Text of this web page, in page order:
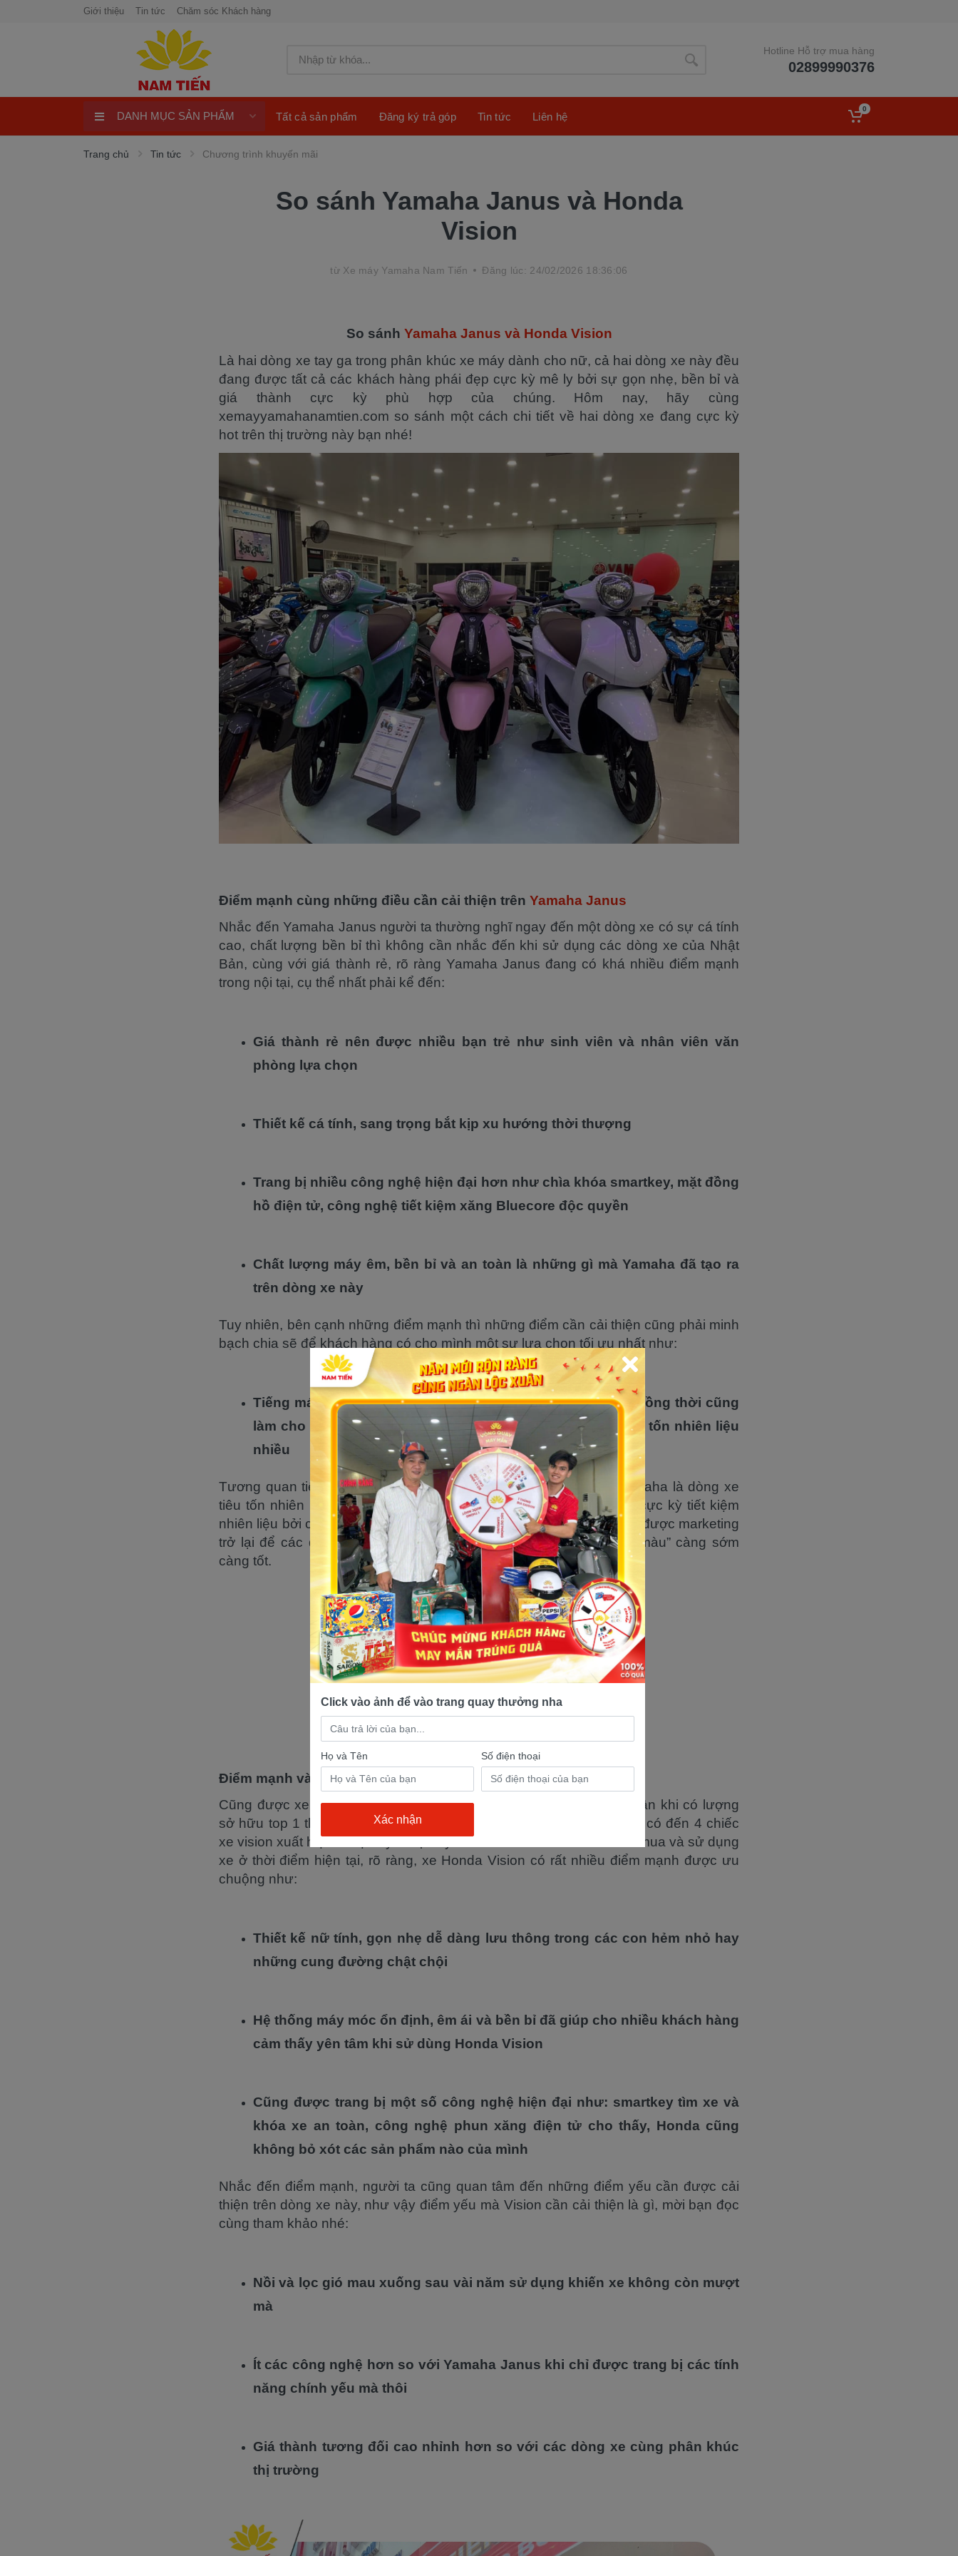
Giới thiệu Tin tức Chăm sóc Khách hàng
Hotline Hỗ trợ mua hàng
02899990376
Xe Tay Côn
DANH MỤC SẢN PHẨM Tất cả sản phẩm Đăng ký trả góp Tin tức Liên hệ
0
Trang chủ Tin tức Chương trình khuyến mãi
So sánh Yamaha Janus và Honda
Vision
từ Xe máy Yamaha Nam Tiến Đăng lúc: 24/02/2026 18:36:06
So sánh Yamaha Janus và Honda Vision
Là hai dòng xe tay ga trong phân khúc xe máy dành cho nữ, cả hai dòng xe này đều
đang được tất cả các khách hàng phái đẹp cực kỳ mê ly bởi sự gọn nhẹ, bền bỉ và
giá thành cực kỳ phù hợp của chúng. Hôm nay, hãy cùng
xemayyamahanamtien.com so sánh một cách chi tiết về hai dòng xe đang cực kỳ
hot trên thị trường này bạn nhé!
Điểm mạnh cùng những điều cần cải thiện trên Yamaha Janus
Nhắc đến Yamaha Janus người ta thường nghĩ ngay đến một dòng xe có sự cá tính
cao, chất lượng bền bỉ thì không cần nhắc đến khi sử dụng các dòng xe của Nhật
Bản, cùng với giá thành rẻ, rõ ràng Yamaha Janus đang có khá nhiều điểm mạnh
trong nội tại, cụ thể nhất phải kể đến:
Giá thành rẻ nên được nhiều bạn trẻ như sinh viên và nhân viên văn
phòng lựa chọn
Thiết kế cá tính, sang trọng bắt kịp xu hướng thời thượng
Trang bị nhiều công nghệ hiện đại hơn như chìa khóa smartkey, mặt đồng
hồ điện tử, công nghệ tiết kiệm xăng Bluecore độc quyền
Chất lượng máy êm, bền bỉ và an toàn là những gì mà Yamaha đã tạo ra
trên dòng xe này
Tuy nhiên, bên cạnh những điểm mạnh thì những điểm cần cải thiện cũng phải minh
bạch chia sẽ để khách hàng có cho mình một sự lựa chọn tối ưu nhất như:
Tiếng máy lớn cho thấy máy xe Yamaha rất mạnh nhưng đồng thời cũng
làm cho người sử dụng tưởng rằng xe đang gồng hay tiêu tốn nhiên liệu
nhiều
Tương quan tiêu dùng tại Việt Nam xưa này nhầm tưởng rằng Yamaha là dòng xe
tiêu tốn nhiên liệu cao nhưng thực chất, các dòng xe đời mới này cực kỳ tiết kiệm
nhiên liệu bởi công nghệ hiện đại mà nó được trang bị, điều này cần được marketing
trở lại để các dòng xe Yamaha có thể xóa được các “nổi oan thị màu” càng sớm
càng tốt.
Điểm mạnh và điểm yếu củaHonda Vision
Cũng được xem là một trong những dòng xe thần thánh và quốc dân khi có lượng
sở hữu top 1 thị trường và thường được so sánh cứ 10 chiếc xe thì có đến 4 chiếc
xe vision xuất hiện. Tỉ lệ này là cực kỳ cao nếu so sánh với nhu cầu mua và sử dụng
xe ở thời điểm hiện tại, rõ ràng, xe Honda Vision có rất nhiều điểm mạnh được ưu
chuộng như:
Thiết kế nữ tính, gọn nhẹ dễ dàng lưu thông trong các con hẻm nhỏ hay
những cung đường chật chội
Hệ thống máy móc ổn định, êm ái và bền bỉ đã giúp cho nhiều khách hàng
cảm thấy yên tâm khi sử dùng Honda Vision
Cũng được trang bị một số công nghệ hiện đại như: smartkey tìm xe và
khóa xe an toàn, công nghệ phun xăng điện tử cho thấy, Honda cũng
không bỏ xót các sản phẩm nào của mình
Nhắc đến điểm mạnh, người ta cũng quan tâm đến những điểm yếu cần được cải
thiện trên dòng xe này, như vậy điểm yếu mà Vision cần cải thiện là gì, mời bạn đọc
cùng tham khảo nhé:
Nồi và lọc gió mau xuống sau vài năm sử dụng khiến xe không còn mượt
mà
Ít các công nghệ hơn so với Yamaha Janus khi chỉ được trang bị các tính
năng chính yếu mà thôi
Giá thành tương đối cao nhỉnh hơn so với các dòng xe cùng phân khúc
thị trường
Click vào ảnh để vào trang quay thưởng nha
Họ và Tên Số điện thoại